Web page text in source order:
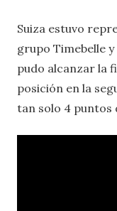
Suiza estuvo
grupo Timebelle y
pudo alcanzar la
posición en la
tan solo 4 puntos